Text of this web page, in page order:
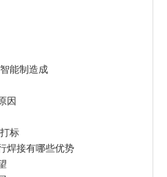
能制造成
因
标
焊接有哪些优势